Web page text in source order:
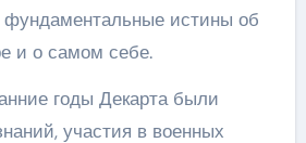
истины об
и о самом себе.
годы Декарта были
участия в военных